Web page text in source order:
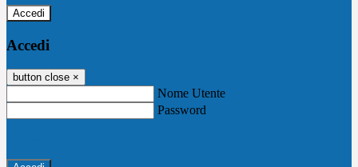
Accedi
Accedi
button close ×
Nome Utente
Password